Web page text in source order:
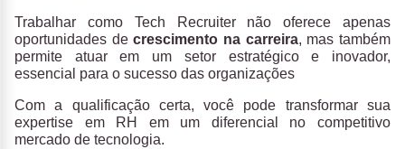
Trabalhar como Tech Recruiter não oferece apenas
oportunidades decrescimento na carreira, mas também
permite atuar em um setor estratégico e inovador,
essencial para o sucesso das organizações
Com a qualificação certa, você pode transformar sua
expertise em RH em um diferencial no competitivo
mercado de tecnologia.